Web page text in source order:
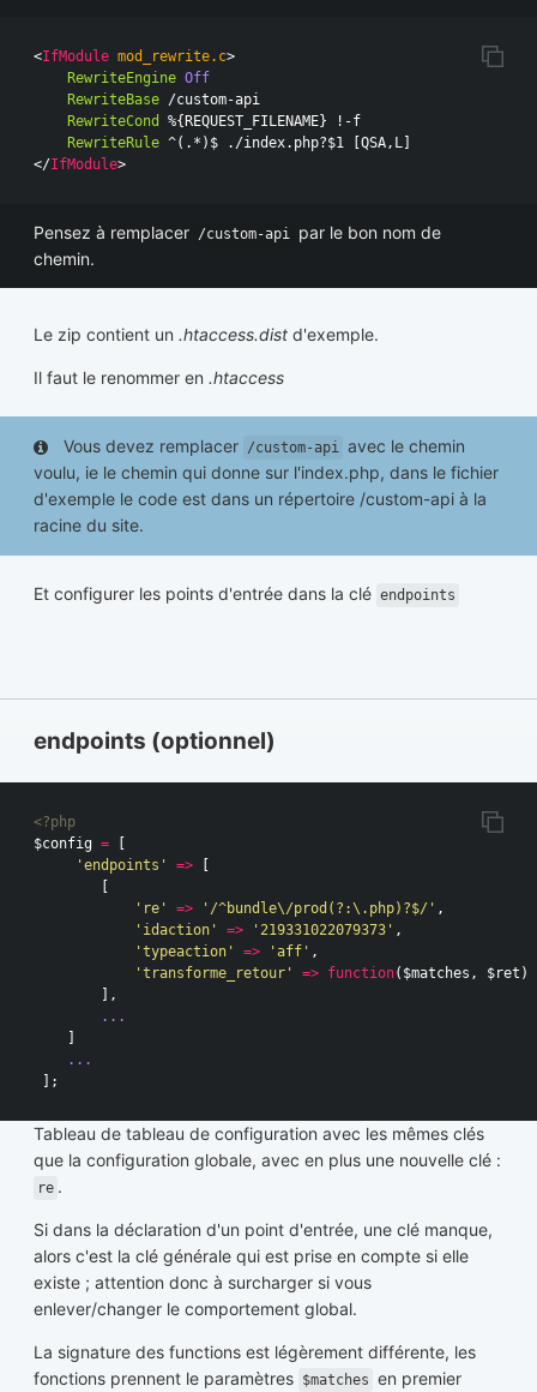
<IfModule mod_rewrite.c
RewriteEngine Off
RewriteBase /custom-api
RewriteCond
%{REQUEST_FILENAME} !-f
RewriteRule
</IfModule
Pensez à remplacer /custom-api par le bon nom de
chemin.
Le zip contient un .htaccess.dist d'exemple.
Il faut le renommer en .htaccess
Vous devez remplacer /custom-api avec le chemin
voulu, ie le chemin qui donne sur l'index.php, dans le fichier
d'exemple le code est dans un répertoire /custom-api à la
racine du site.
Et configurer les points d'entrée dans la clé endpoints
endpoints (optionnel)
<?php
$config =
[
'endpoints'
=>
[
[
're'
=> '/^bundle\/prod(?:\.php)?$/' ,
'idaction'
=> '219331022079373' ,
'typeaction'
=> 'aff' ,
'transforme_retour'
=> function( $matches , $ret )
],
...
]
...
];
Tableau de tableau de configuration avec les mêmes clés
que la configuration globale, avec en plus une nouvelle clé :
re .
Si dans la déclaration d'un point d'entrée, une clé manque,
alors c'est la clé générale qui est prise en compte si elle
existe ; attention donc à surcharger si vous
enlever/changer le comportement global.
La signature des functions est légèrement différente, les
fonctions prennent le paramètres $matches en premier